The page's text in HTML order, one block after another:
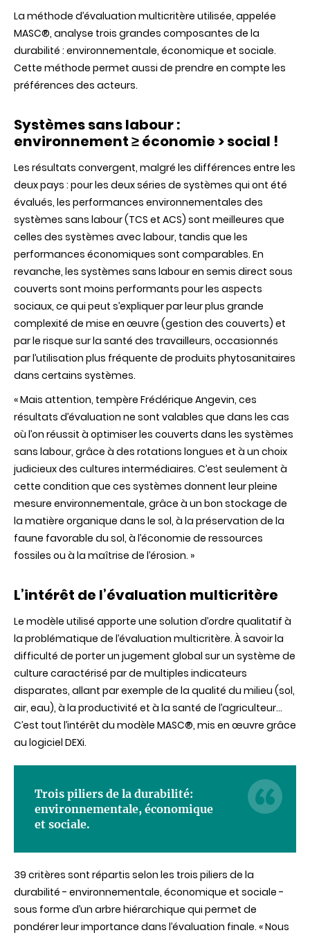
La méthode d’évaluation multicritère utilisée, appelée
MASC®, analyse trois grandes composantes de la
durabilité : environnementale, économique et sociale.
Cette méthode permet aussi de prendre en compte les
préférences des acteurs.
Systèmes sans labour :
environnement ≥ économie > social !
Les résultats convergent, malgré les différences entre les
deux pays : pour les deux séries de systèmes qui ont été
évalués, les performances environnementales des
systèmes sans labour (TCS et ACS) sont meilleures que
celles des systèmes avec labour, tandis que les
performances économiques sont comparables. En
revanche, les systèmes sans labour en semis direct sous
couverts sont moins performants pour les aspects
sociaux, ce qui peut s’expliquer par leur plus grande
complexité de mise en œuvre (gestion des couverts) et
par le risque sur la santé des travailleurs, occasionnés
par l’utilisation plus fréquente de produits phytosanitaires
dans certains systèmes.
« Mais attention, tempère Frédérique Angevin, ces
résultats d’évaluation ne sont valables que dans les cas
où l’on réussit à optimiser les couverts dans les systèmes
sans labour, grâce à des rotations longues et à un choix
judicieux des cultures intermédiaires. C’est seulement à
cette condition que ces systèmes donnent leur pleine
mesure environnementale, grâce à un bon stockage de
la matière organique dans le sol, à la préservation de la
faune favorable du sol, à l’économie de ressources
fossiles ou à la maîtrise de l’érosion. »
L’intérêt de l’évaluation multicritère
Le modèle utilisé apporte une solution d’ordre qualitatif à
la problématique de l’évaluation multicritère. À savoir la
difficulté de porter un jugement global sur un système de
culture caractérisé par de multiples indicateurs
disparates, allant par exemple de la qualité du milieu (sol,
air, eau), à la productivité et à la santé de l’agriculteur…
C’est tout l’intérêt du modèle MASC®, mis en œuvre grâce
au logiciel DEXi.
Trois piliers de la durabilité:
environnementale, économique
et sociale.
39 critères sont répartis selon les trois piliers de la
durabilité - environnementale, économique et sociale -
sous forme d’un arbre hiérarchique qui permet de
pondérer leur importance dans l’évaluation finale. « Nous